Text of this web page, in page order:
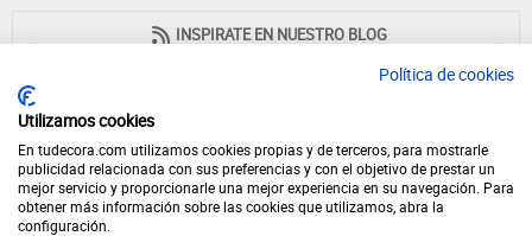
INSPIRATE EN NUESTRO BLOG
PAGO 100% SEGURO
Política de cookies
Utilizamos cookies
En tudecora.com utilizamos cookies propias y de terceros, para mostrarle
publicidad relacionada con sus preferencias y con el objetivo de prestar un
mejor servicio y proporcionarle una mejor experiencia en su navegación. Para
obtener más información sobre las cookies que utilizamos, abra la
configuración.